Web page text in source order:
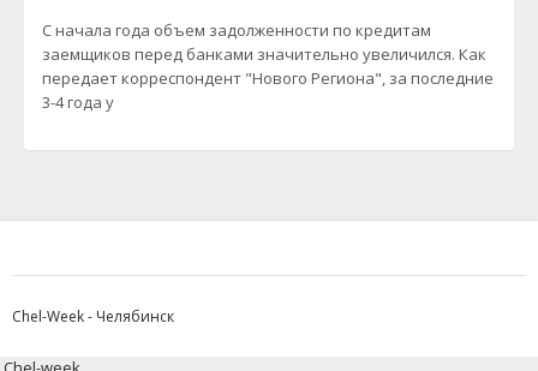
С начала года объем задолженности по кредитам
заемщиков перед банками значительно увеличился. Как
передает корреспондент "Нового Региона", за последние
3-4 года у
Chel-Week - Челябинск